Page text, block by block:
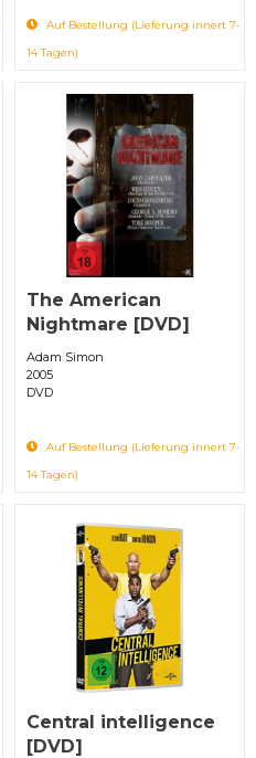
Auf Bestellung (Lieferung innert 7-
14 Tagen)
The American
Nightmare [DVD]
Adam Simon
2005
DVD
Auf Bestellung (Lieferung innert 7-
14 Tagen)
Central intelligence
[DVD]